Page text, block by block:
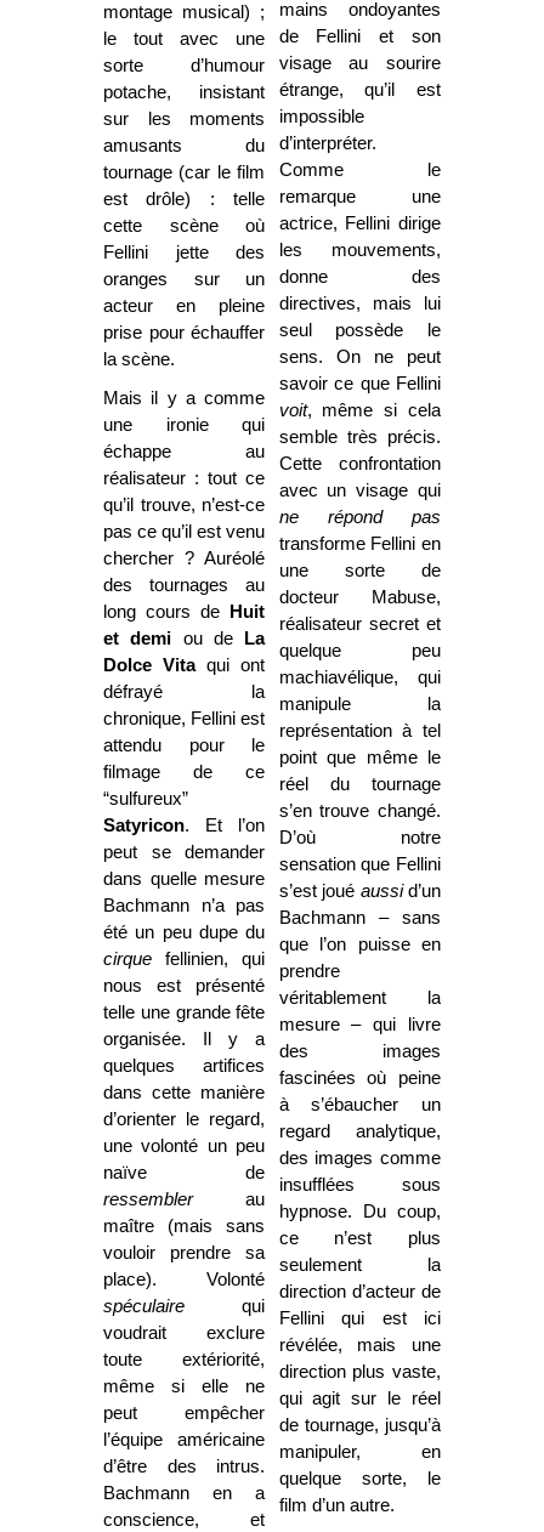
montage musical) ;
le tout avec une
sorte d’humour
potache, insistant
sur les moments
amusants du
tournage (car le film
est drôle) : telle
cette scène où
Fellini jette des
oranges sur un
acteur en pleine
prise pour échauffer
la scène.
Mais il y a comme
une ironie qui
échappe au
réalisateur : tout ce
qu’il trouve, n’est-ce
pas ce qu’il est venu
chercher ? Auréolé
des tournages au
long cours de
Huit
et demi ou de
La
Dolce Vitaqui ont
défrayé la
chronique, Fellini est
attendu pour le
filmage de ce
“sulfureux”
Satyricon. Et l’on
peut se demander
dans quelle mesure
Bachmann n’a pas
été un peu dupe du
cirque fellinien, qui
nous est présenté
telle une grande fête
organisée. Il y a
quelques artifices
dans cette manière
d’orienter le regard,
une volonté un peu
naïve de
ressemblerau
maître (mais sans
vouloir prendre sa
place). Volonté
spéculaire qui
voudrait exclure
toute extériorité,
même si elle ne
peut empêcher
l’équipe américaine
d’être des intrus.
Bachmann en a
conscience, et
mains ondoyantes
de Fellini et son
visage au sourire
étrange, qu’il est
impossible
d’interpréter.
Comme le
remarque une
actrice, Fellini dirige
les mouvements,
donne des
directives, mais lui
seul possède le
sens. On ne peut
savoir ce que Fellini
voit, même si cela
semble très précis.
Cette confrontation
avec un visage qui
ne répond pas
transforme Fellini en
une sorte de
docteur Mabuse,
réalisateur secret et
quelque peu
machiavélique, qui
manipule la
représentation à tel
point que même le
réel du tournage
s’en trouve changé.
D’où notre
sensation que Fellini
s’est joué aussid’un
Bachmann – sans
que l’on puisse en
prendre
véritablement la
mesure – qui livre
des images
fascinées où peine
à s’ébaucher un
regard analytique,
des images comme
insufflées sous
hypnose. Du coup,
ce n’est plus
seulement la
direction d’acteur de
Fellini qui est ici
révélée, mais une
direction plus vaste,
qui agit sur le réel
de tournage, jusqu’à
manipuler, en
quelque sorte, le
film d’un autre.